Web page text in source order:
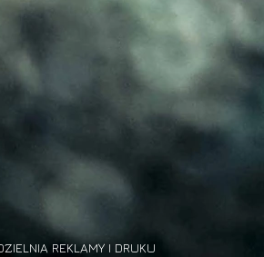
REKLAMY I DRUKU